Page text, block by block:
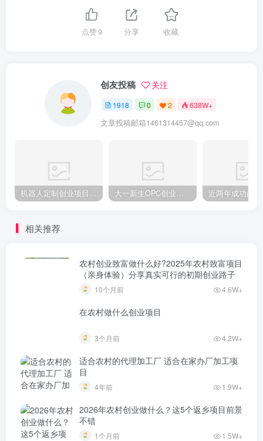
点赞9 分享 收藏
创友投稿 关注
1918 0 2 638W+
文章投稿邮箱1461314457@qq.com
机器人定制创业项目需要注意什么 大一新生OPC创业，实现月入过万
相关推荐
农村创业致富做什么好?2025年农村致富项目
（亲身体验）分享真实可行的初期创业路子
10个月前 4.6W+
在农村做什么创业项目
3个月前 4.2W+
适合农村的代理加工厂 适合在家办厂加工项
目
4年前 1.9W+
2026年农村创业做什么？这5个返乡项目前景
不错
1个月前 1.5W+